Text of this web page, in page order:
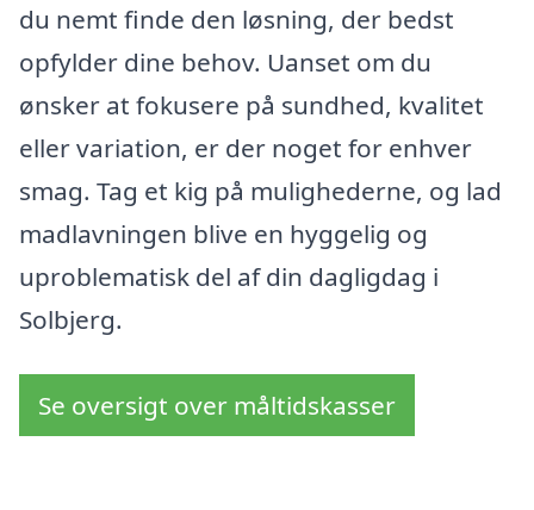
du nemt finde den løsning, der bedst
opfylder dine behov. Uanset om du
ønsker at fokusere på sundhed, kvalitet
eller variation, er der noget for enhver
smag. Tag et kig på mulighederne, og lad
madlavningen blive en hyggelig og
uproblematisk del af din dagligdag i
Solbjerg.
Se oversigt over måltidskasser